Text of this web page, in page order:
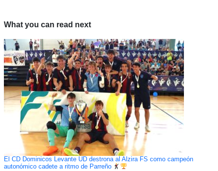
What you can read next
El CD Dominicos Levante UD destrona al Alzira FS como campeón
autonómico cadete a ritmo de Parreño